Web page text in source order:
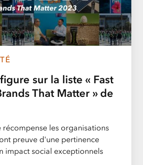
sur la liste « Fast
That Matter » de
récompense les organisations
preuve d'une pertinence
impact social exceptionnels